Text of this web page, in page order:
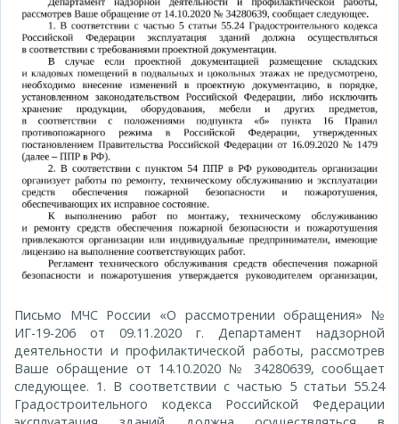
Письмо МЧС России «О рассмотрении обращения» №
ИГ-19-206 от 09.11.2020 г. Департамент надзорной
деятельности и профилактической работы, рассмотрев
Ваше обращение от 14.10.2020 № 34280639, сообщает
следующее. 1. В соответствии с частью 5 статьи 55.24
Градостроительного кодекса Российской Федерации